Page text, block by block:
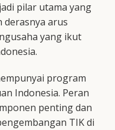
pilar utama yang
arus
yang ikut
program
Indonesia. Peran
penting dan
TIK di